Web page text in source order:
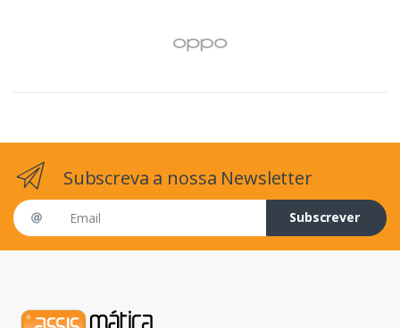
Subscreva a nossa Newsletter
Email address
Subscrever